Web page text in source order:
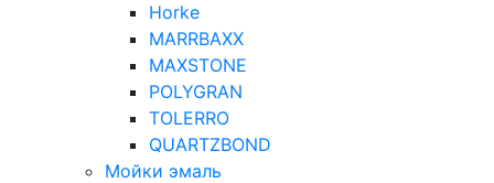
Horke
MARRBAXX
MAXSTONE
POLYGRAN
TOLERRO
QUARTZBOND
Мойки эмаль